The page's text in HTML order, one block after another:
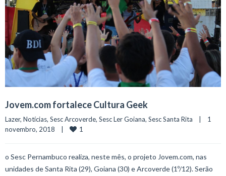
Jovem.com fortalece Cultura Geek
Lazer, Notícias, Sesc Arcoverde, Sesc Ler Goiana, Sesc Santa Rita
    |    1
novembro, 2018    |
1
o Sesc Pernambuco realiza, neste mês, o projeto Jovem.com, nas
unidades de Santa Rita (29), Goiana (30) e Arcoverde (1º/12). Serão